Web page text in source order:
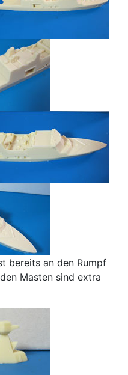
bereits an den Rumpf
Masten sind extra